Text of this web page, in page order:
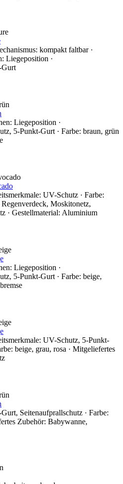
kompakt faltbar ·
Liegeposition ·
Gurt
Liegeposition ·
5-Punkt-Gurt · Farbe: braun, grün
UV-Schutz · Farbe:
Moskitonetz,
· Gestellmaterial: Aluminium
Liegeposition ·
5-Punkt-Gurt · Farbe: beige,
UV-Schutz, 5-Punkt-
beige, grau, rosa · Mitgeliefertes
Seitenaufprallschutz · Farbe:
Zubehör: Babywanne,